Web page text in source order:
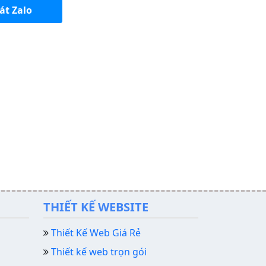
Zalo
THIẾT KẾ WEBSITE
Thiết Kế Web Giá Rẻ
Thiết kế web trọn gói